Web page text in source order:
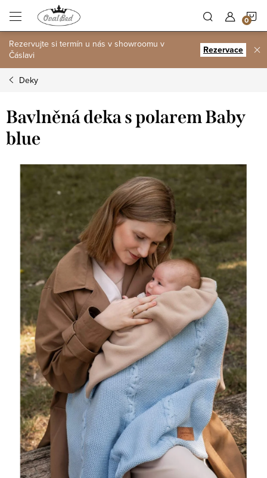
obsah
Rezervujte si termín u nás v showroomu v
Čáslavi
Rezervace
Deky
Bavlněná deka s polarem Baby
blue